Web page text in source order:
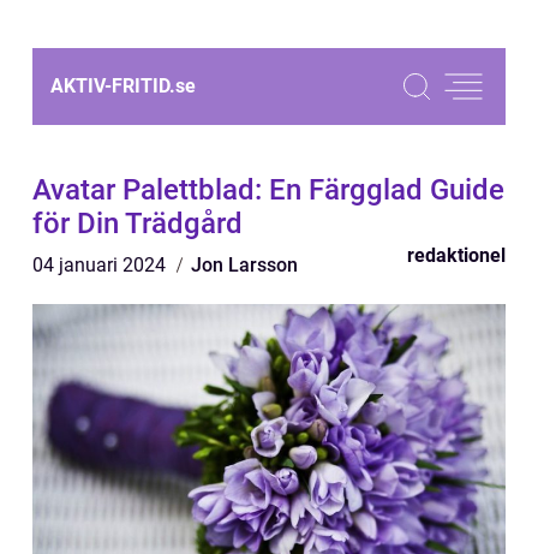
AKTIV-FRITID.se
Avatar Palettblad: En Färgglad Guide
för Din Trädgård
04 januari 2024 Jon Larsson redaktionel